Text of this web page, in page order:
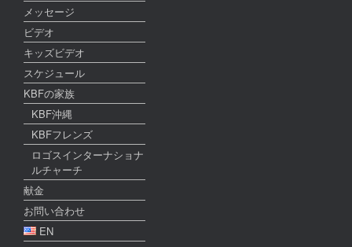
メッセージ
ビデオ
キッズビデオ
スケジュール
KBFの家族
KBF沖縄
KBFフレンズ
ロゴスインターナショナ
ルチャーチ
献金
お問い合わせ
EN